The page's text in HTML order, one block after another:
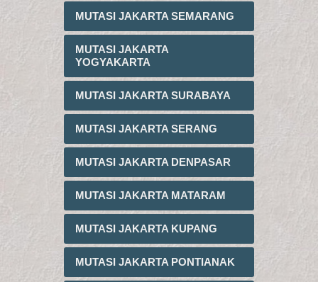
MUTASI JAKARTA SEMARANG
MUTASI JAKARTA
YOGYAKARTA
MUTASI JAKARTA SURABAYA
MUTASI JAKARTA SERANG
MUTASI JAKARTA DENPASAR
MUTASI JAKARTA MATARAM
MUTASI JAKARTA KUPANG
MUTASI JAKARTA PONTIANAK